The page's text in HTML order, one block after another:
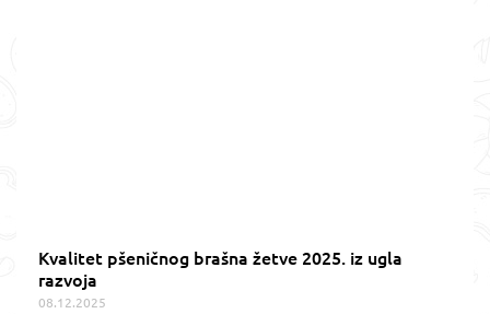
Kvalitet pšeničnog brašna žetve 2025. iz ugla
razvoja
08.12.2025